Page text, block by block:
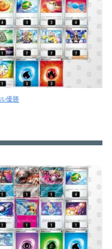
優勝